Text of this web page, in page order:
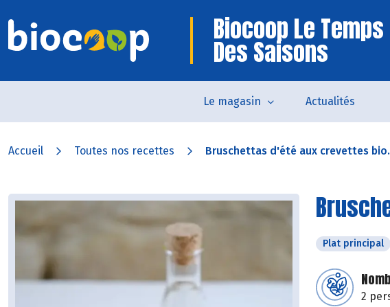
Biocoop Le Temps
Des Saisons
Le magasin Actualités
Accueil Toutes nos recettes Bruschettas d'été aux crevettes
Plat principal
2